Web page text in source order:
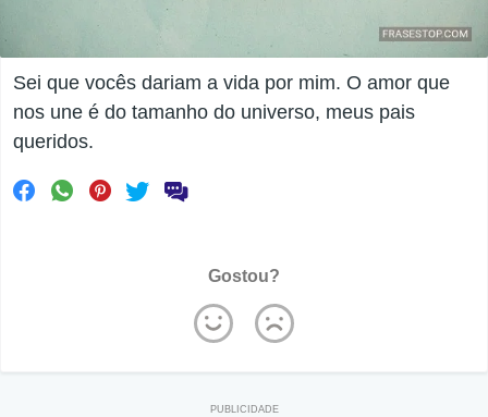
Sei que vocês dariam a vida por mim. O amor que
nos une é do tamanho do universo, meus pais
queridos.
Gostou?